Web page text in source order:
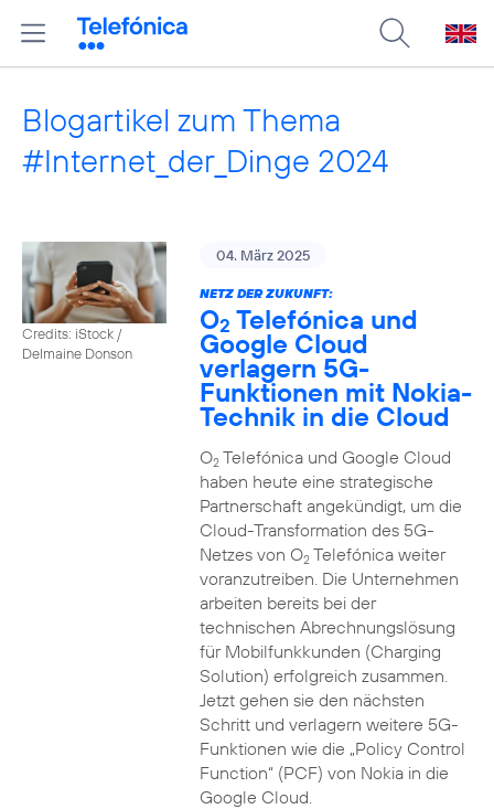
Blogartikel zum Thema
#Internet_der_Dinge 2024
Credits: iStock /
Delmaine Donson
04. März 2025
NETZ DER ZUKUNFT:
O2 Telefónica und
Google Cloud
verlagern 5G-
Funktionen mit Nokia-
Technik in die Cloud
O2Telefónica und Google Cloud
haben heute eine strategische
Partnerschaft angekündigt, um die
Cloud-Transformation des 5G-
Netzes von O2Telefónica weiter
voranzutreiben. Die Unternehmen
arbeiten bereits bei der
technischen Abrechnungslösung
für Mobilfunkkunden (Charging
Solution) erfolgreich zusammen.
Jetzt gehen sie den nächsten
Schritt und verlagern weitere 5G-
Funktionen wie die „Policy Control
Function“ (PCF) von Nokia in die
Google Cloud.